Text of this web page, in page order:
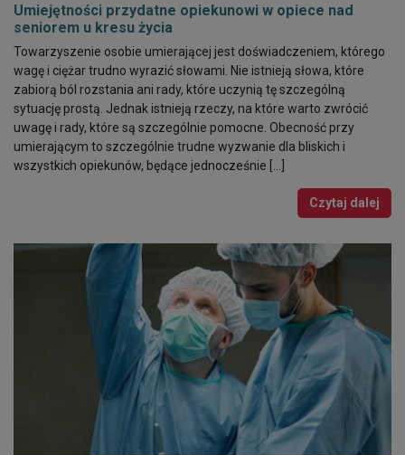
Umiejętności przydatne opiekunowi w opiece nad
seniorem u kresu życia
Towarzyszenie osobie umierającej jest doświadczeniem, którego
wagę i ciężar trudno wyrazić słowami. Nie istnieją słowa, które
zabiorą ból rozstania ani rady, które uczynią tę szczególną
sytuację prostą. Jednak istnieją rzeczy, na które warto zwrócić
uwagę i rady, które są szczególnie pomocne. Obecność przy
umierającym to szczególnie trudne wyzwanie dla bliskich i
wszystkich opiekunów, będące jednocześnie […]
Czytaj dalej